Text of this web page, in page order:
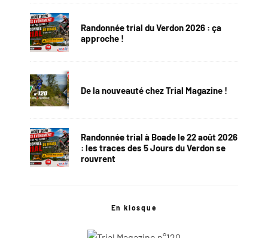
Randonnée trial du Verdon 2026 : ça
approche !
De la nouveauté chez Trial Magazine !
Randonnée trial à Boade le 22 août 2026
: les traces des 5 Jours du Verdon se
rouvrent
En kiosque